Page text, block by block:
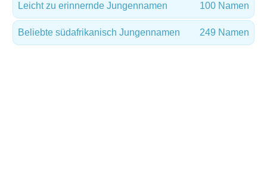
Leicht zu erinnernde Jungennamen 100 Namen
Beliebte südafrikanisch Jungennamen 249 Namen